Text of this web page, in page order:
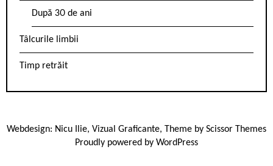
După 30 de ani
Tâlcurile limbii
Timp retrăit
Webdesign: Nicu Ilie, Vizual Graficante, Theme by Scissor Themes
Proudly powered by WordPress